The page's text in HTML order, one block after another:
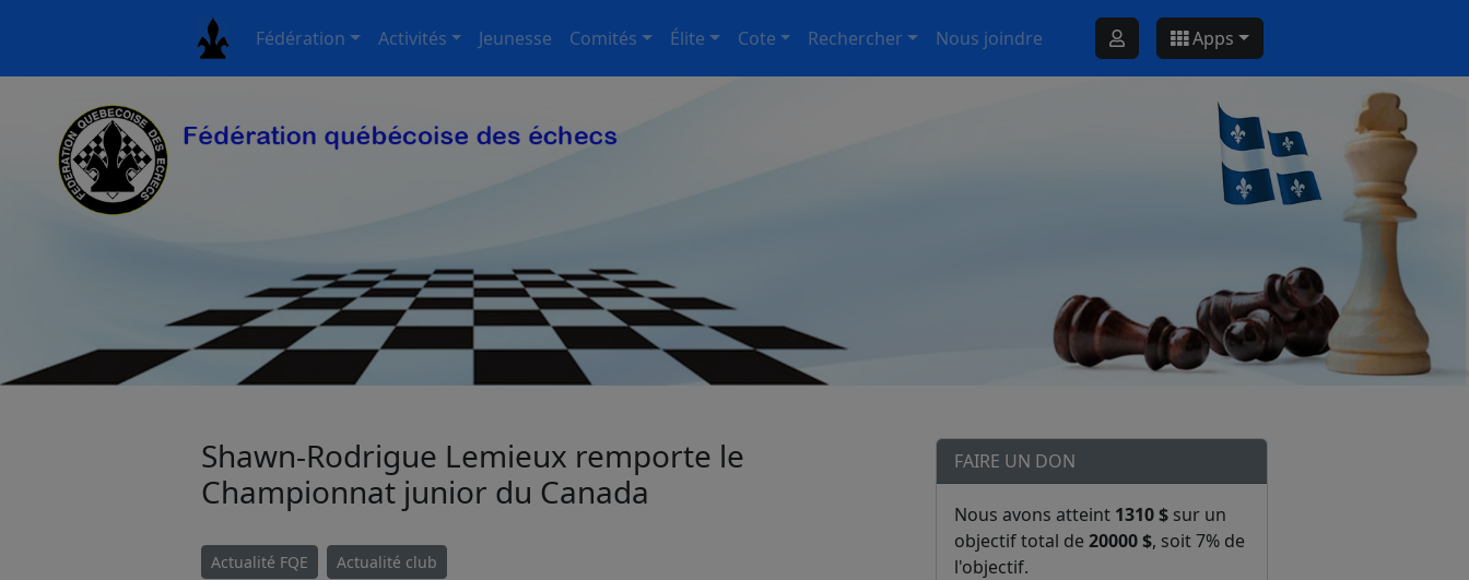
Fédération Activités Jeunesse Comités Élite Cote Rechercher Nous joindre Apps
Shawn-Rodrigue Lemieux remporte le
Championnat junior du Canada
Actualité FQE Actualité club
FAIRE UN DON
Nous avons atteint 1310 $ sur un
objectif total de 20000 $, soit 7% de
l'objectif.